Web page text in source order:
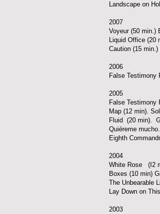
Landscape on
2007
Voyeur (50 min.)
Liquid Office (20
Caution (15
2006
False Testimony
2005
False Testimony
Map (12 min).
Fluid (20 min).
Quiéreme
Eighth
2004
White Rose (I2
Boxes (10 min)
The Unbearable
Lay Down on
2003